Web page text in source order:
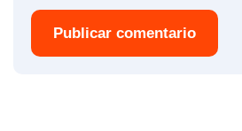
Publicar comentario